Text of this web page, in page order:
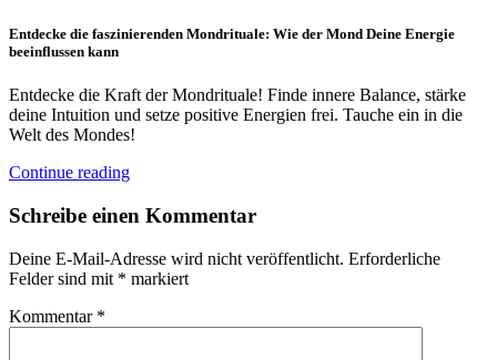
Entdecke die faszinierenden Mondrituale: Wie der Mond Deine Energie
beeinflussen kann
Entdecke die Kraft der Mondrituale! Finde innere Balance, stärke
deine Intuition und setze positive Energien frei. Tauche ein in die
Welt des Mondes!
Continue reading
Schreibe einen Kommentar
Deine E-Mail-Adresse wird nicht veröffentlicht. Erforderliche
Felder sind mit * markiert
Kommentar *